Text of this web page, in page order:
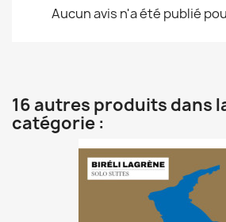
Aucun avis n'a été publié
16 autres produits dans
catégorie :